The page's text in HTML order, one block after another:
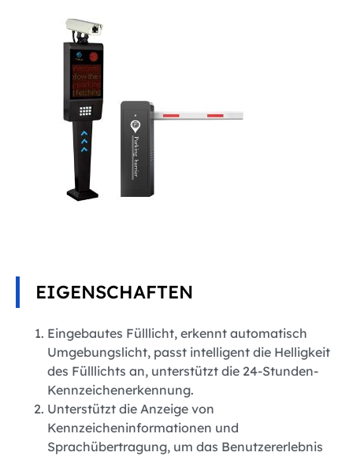
EIGENSCHAFTEN
Eingebautes Fülllicht, erkennt automatisch
Umgebungslicht, passt intelligent die Helligkeit
des Fülllichts an, unterstützt die 24-Stunden-
Kennzeichenerkennung.
Unterstützt die Anzeige von
Kennzeicheninformationen und
Sprachübertragung, um das Benutzererlebnis